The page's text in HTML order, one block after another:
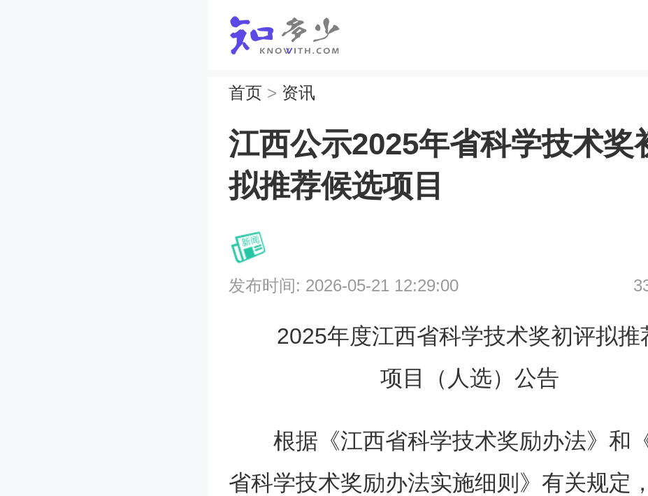
首页 > 资讯
江西公示2025年省科学技术奖
拟推荐候选项目
发布时间: 2026-05-21 12:29:00
2025年度江西省科学技术奖初评拟推
项目（人选）公告
根据《江西省科学技术奖励办法》和
省科学技术奖励办法实施细则》有关规定